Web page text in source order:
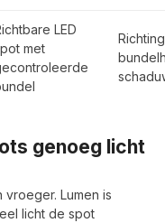
LED
met
genoeg licht
vroeger. Lumen is
licht de spot